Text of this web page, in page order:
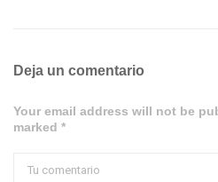
Deja un comentario
Your email address will not be
marked *